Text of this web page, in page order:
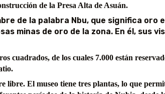
de la Presa Alta de Asuán.
de la palabra Nbu, que significa oro
minas de oro de la zona. En él, sus
cuadrados, de los cuales 7.000 están
libre. El museo tiene tres plantas, lo que